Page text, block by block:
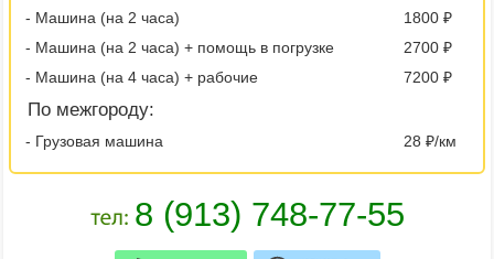
- Машина (на 2 часа)
1800 ₽
- Машина (на 2 часа) + помощь в погрузке
2700 ₽
- Машина (на 4 часа) + рабочие
7200 ₽
По межгороду:
- Грузовая машина 28 ₽/км